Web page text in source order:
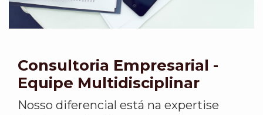
Consultoria Empresarial -
Equipe Multidisciplinar
Nosso diferencial está na expertise